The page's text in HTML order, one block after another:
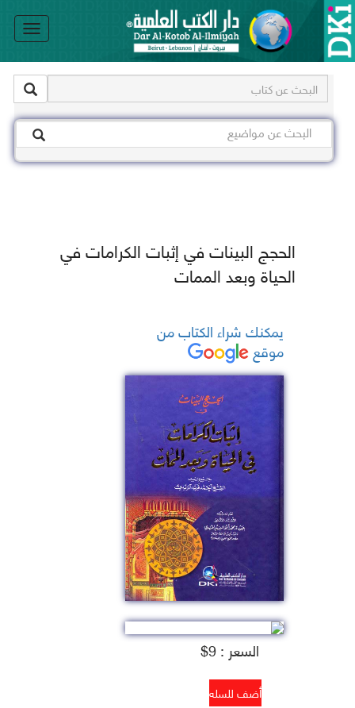
الحجج البينات في إثبات الكرامات في
الحياة وبعد الممات
يمكنك شراء الكتاب من
موقع
السعر : 9$